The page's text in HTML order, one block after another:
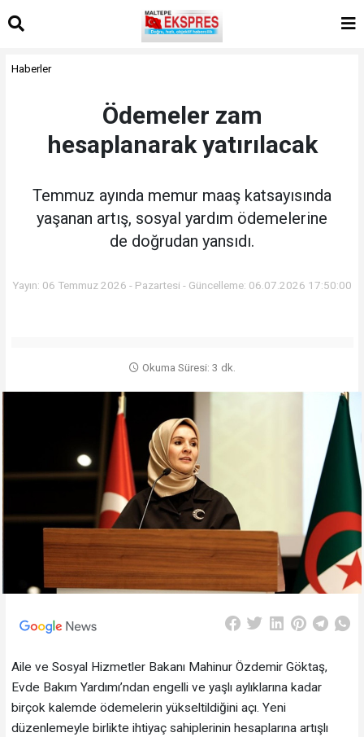
Haberler
Ödemeler zam
hesaplanarak yatırılacak
Temmuz ayında memur maaş katsayısında
yaşanan artış, sosyal yardım ödemelerine
de doğrudan yansıdı.
Yayın: 06 Temmuz 2026 - Pazartesi - Güncelleme: 06.07.2026 17:50:00
Okuma Süresi: 3 dk.
Aile ve Sosyal Hizmetler Bakanı Mahinur Özdemir Göktaş,
Evde Bakım Yardımı’ndan engelli ve yaşlı aylıklarına kadar
birçok kalemde ödemelerin yükseltildiğini açı. Yeni
düzenlemeyle birlikte ihtiyaç sahiplerinin hesaplarına artışlı